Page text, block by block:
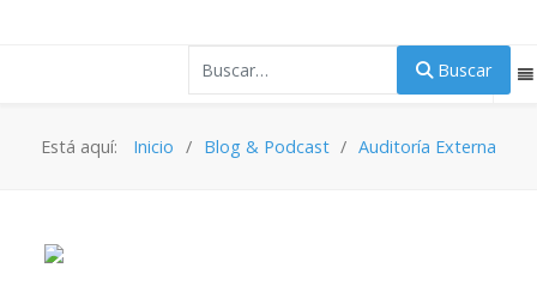
Buscar
Está aquí: Inicio Blog & Podcast Auditoría Externa